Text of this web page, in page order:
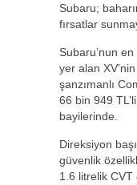
Subaru;
fırsatlar
Subaru’nun
yer alan
şanzımanlı
66 bin 949
bayilerinde.
Direksiyon
güvenlik
1.6 litrelik CVT